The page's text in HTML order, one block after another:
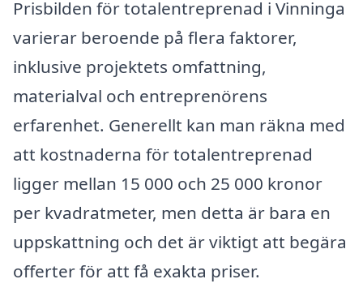
Prisbilden för totalentreprenad i Vinninga
varierar beroende på flera faktorer,
inklusive projektets omfattning,
materialval och entreprenörens
erfarenhet. Generellt kan man räkna med
att kostnaderna för totalentreprenad
ligger mellan 15 000 och 25 000 kronor
per kvadratmeter, men detta är bara en
uppskattning och det är viktigt att begära
offerter för att få exakta priser.